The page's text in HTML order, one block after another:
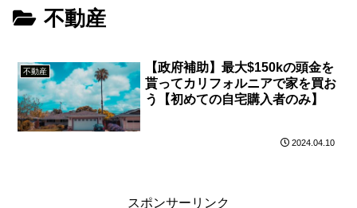
不動産
不動産
【政府補助】最大$150kの頭金を
貰ってカリフォルニアで家を買お
う【初めての自宅購入者のみ】
2024.04.10
スポンサーリンク